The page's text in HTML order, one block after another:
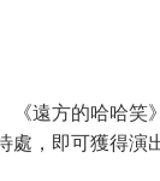
《遠方的哈哈笑
處，即可獲得演